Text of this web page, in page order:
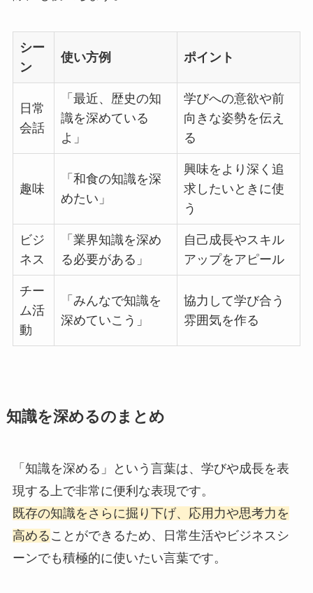
シー
ン
使い方例 ポイント
日常
会話
「最近、歴史の知
識を深めている
よ」
学びへの意欲や前
向きな姿勢を伝え
る
趣味
「和食の知識を深
めたい」
興味をより深く追
求したいときに使
う
ビジ
ネス
「業界知識を深め
る必要がある」
自己成長やスキル
アップをアピール
チー
ム活
動
「みんなで知識を
深めていこう」
協力して学び合う
雰囲気を作る
知識を深めるのまとめ
「知識を深める」という言葉は、学びや成長を表
現する上で非常に便利な表現です。
既存の知識をさらに掘り下げ、応用力や思考力を
高める ことができるため、日常生活やビジネスシ
ーンでも積極的に使いたい言葉です。